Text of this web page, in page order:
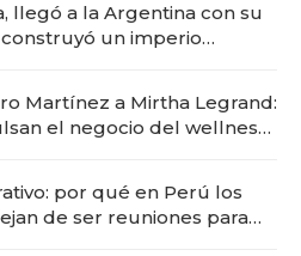
llegó a la Argentina con su
un imperio
Martínez a Mirtha Legrand:
el negocio del wellness
por qué en Perú los
de ser reuniones para